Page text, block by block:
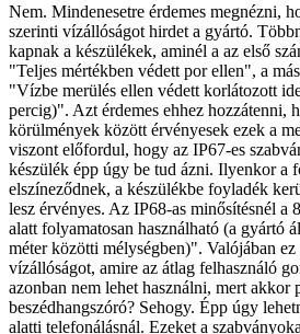
Nem. Mindenesetre érdemes megnézni,
szerinti vízállóságot hirdet a gyártó.
kapnak a készülékek, aminél a az első
"Teljes mértékben védett por ellen", a
"Vízbe merülés ellen védett korlátozott
percig)". Azt érdemes ehhez hozzátenni,
körülmények között érvényesek ezek a
viszont előfordul, hogy az IP67-es
készülék épp úgy be tud ázni. Ilyenkor a
elszíneződnek, a készülékbe foyladék
lesz érvényes. Az IP68-as minősítésnél a
alatt folyamatosan használható (a gyártó
méter közötti mélységben)". Valójában
vízállóságot, amire az átlag felhasználó
azonban nem lehet használni, mert akkor
beszédhangszóró? Sehogy. Épp úgy
alatti telefonálásnál. Ezeket a